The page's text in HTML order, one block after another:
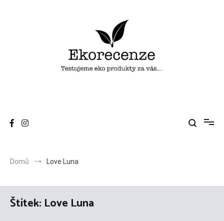
Domů Love Luna
Štítek: Love Luna